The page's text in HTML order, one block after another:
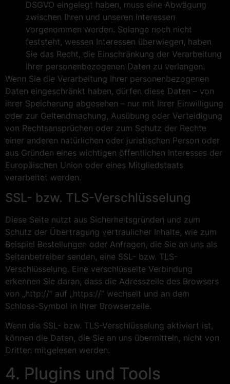
DSGVO eingelegt haben, muss eine Abwägung
zwischen Ihren und unseren Interessen
vorgenommen werden. Solange noch nicht
feststeht, wessen Interessen überwiegen, haben
Sie das Recht, die Einschränkung der Verarbeitung
Ihrer personenbezogenen Daten zu verlangen.
Wenn Sie die Verarbeitung Ihrer personenbezogenen
Daten eingeschränkt haben, dürfen diese Daten – von
ihrer Speicherung abgesehen – nur mit Ihrer Einwilligung
oder zur Geltendmachung, Ausübung oder Verteidigung
von Rechtsansprüchen oder zum Schutz der Rechte
einer anderen natürlichen oder juristischen Person oder
aus Gründen eines wichtigen öffentlichen Interesses der
Europäischen Union oder eines Mitgliedstaats
verarbeitet werden.
SSL- bzw. TLS-Verschlüsselung
Diese Seite nutzt aus Sicherheitsgründen und zum
Schutz der Übertragung vertraulicher Inhalte, wie zum
Beispiel Bestellungen oder Anfragen, die Sie an uns als
Seitenbetreiber senden, eine SSL- bzw. TLS-
Verschlüsselung. Eine verschlüsselte Verbindung
erkennen Sie daran, dass die Adresszeile des Browsers
von „http://“ auf „https://“ wechselt und an dem
Schloss-Symbol in Ihrer Browserzeile.
Wenn die SSL- bzw. TLS-Verschlüsselung aktiviert ist,
können die Daten, die Sie an uns übermitteln, nicht von
Dritten mitgelesen werden.
4. Plugins und Tools